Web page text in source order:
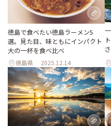
徳島で食べたい徳島ラーメン5
選。見た目、味ともにインパクト
大の一杯を食べ比べ
徳島県 2025.12.14